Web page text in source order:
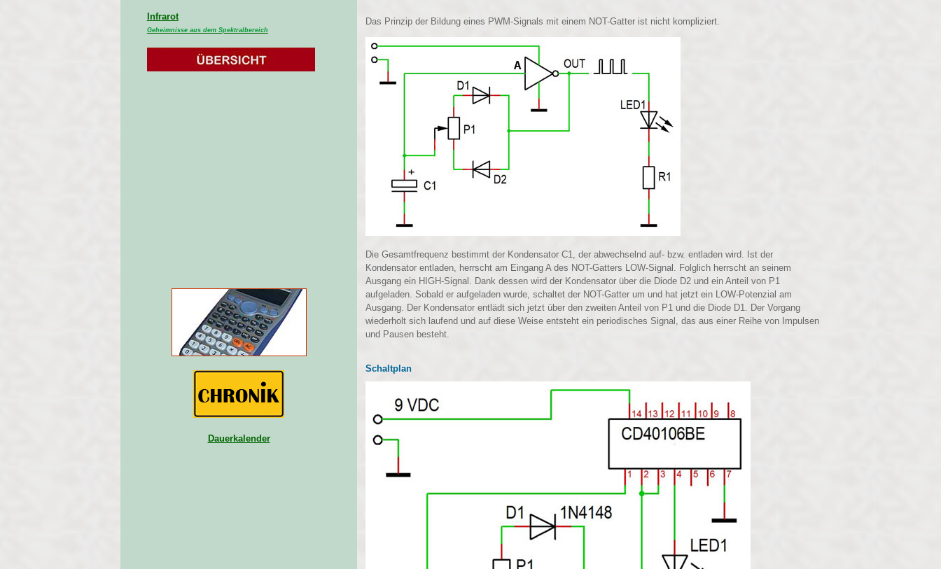
Infrarot
Geheimnisse aus dem Spektralbereich
Dauerkalender
Das Prinzip der Bildung eines PWM-Signals mit einem NOT-Gatter ist nicht kompliziert.
Die Gesamtfrequenz bestimmt der Kondensator C1, der abwechselnd auf- bzw. entladen wird. Ist der
Kondensator entladen, herrscht am Eingang A des NOT-Gatters LOW-Signal. Folglich herrscht an seinem
Ausgang ein HIGH-Signal. Dank dessen wird der Kondensator über die Diode D2 und ein Anteil von P1
aufgeladen. Sobald er aufgeladen wurde, schaltet der NOT-Gatter um und hat jetzt ein LOW-Potenzial am
Ausgang. Der Kondensator entlädt sich jetzt über den zweiten Anteil von P1 und die Diode D1. Der Vorgang
wiederholt sich laufend und auf diese Weise entsteht ein periodisches Signal, das aus einer Reihe von Impulsen
und Pausen besteht.
Schaltplan